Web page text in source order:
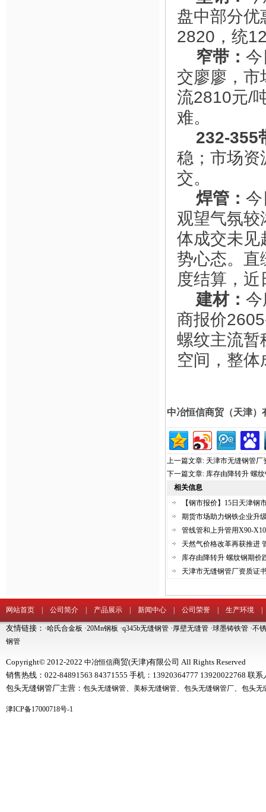
盘中部分
2820，统
窄带：
交廖廖，市
流2810元/
难。
232-355
稳；市场资
交。
焊管：
观望气氛
体成交未见
势心态。直
度结算，
建材：
商报价
螺纹主流暂
空间，整
中冶恒信商贸（天津）
上一篇文章: 天津市无缝钢管厂
下一篇文章: 库存由降转升 螺
相关信息
【钢市报价】15日天津钢
期货市场助力钢铁企业升
管线管和上升管用X90-
天然气价格改革再获推进
库存由降转升 螺纹钢期价
天津市无缝钢管厂资质证
网站首页 公司简介 产品展示 新闻中心 公司荣誉 生产环境
友情链接：·哈氏合金板 ·20Mn钢板 ·q345b无缝钢管 ·厚壁无缝管 ·球墨铸铁管 ·不
钢管
Copyright© 2012-2022 中冶恒信商贸(天津)有限公司 All Rights Reserved
销售热线：022-84891563 84371555 手机：13920364777 13920022768 联
包头无缝钢管厂主营： 包头无缝钢管、 美标无缝钢管、 包头无缝钢管厂、 包头无
津ICP备17000718号-1